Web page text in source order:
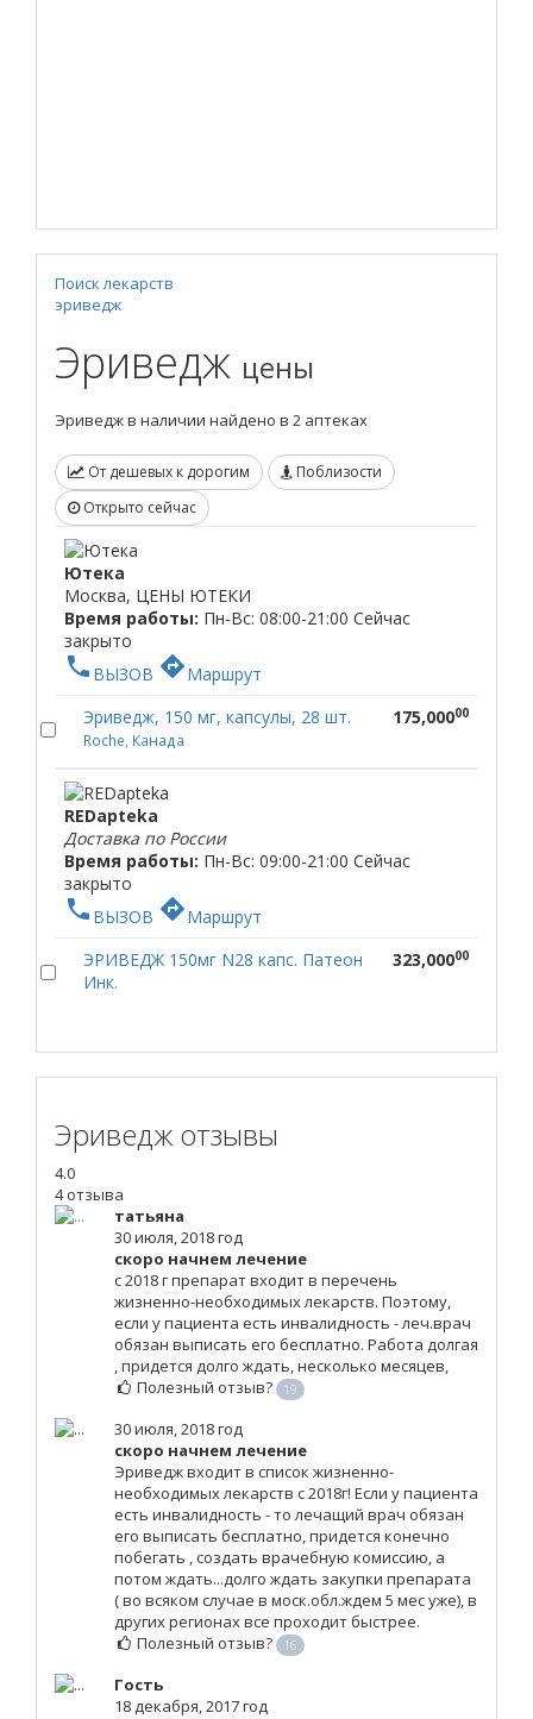
Поиск лекарств
эриведж
Эриведж цены
Эриведж в наличии найдено в 2 аптеках
От дешевых к дорогим
Поблизости
Открыто сейчас
Ютека
Москва, ЦЕНЫ ЮТЕКИ
Время работы: Пн-Вс: 08:00-21:00 Сейчас
закрыто
phone ВЫЗОВ directionsМаршрут
Эриведж, 150 мг, капсулы, 28 шт.
Roche, Канада
175,00000
REDapteka
Доставка по России
Время работы: Пн-Вс: 09:00-21:00 Сейчас
закрыто
phone ВЫЗОВ directionsМаршрут
ЭРИВЕДЖ 150мг N28 капс. Патеон
Инк.
323,00000
Эриведж отзывы
4.0
4 отзыва
татьяна
30 июля, 2018 год
скоро начнем лечение
с 2018 г препарат входит в перечень
жизненно-необходимых лекарств. Поэтому,
если у пациента есть инвалидность - леч.врач
обязан выписать его бесплатно. Работа долгая
, придется долго ждать, несколько месяцев,
Полезный отзыв? 19
30 июля, 2018 год
скоро начнем лечение
Эриведж входит в список жизненно-
необходимых лекарств с 2018г! Если у пациента
есть инвалидность - то лечащий врач обязан
его выписать бесплатно, придется конечно
побегать , создать врачебную комиссию, а
потом ждать...долго ждать закупки препарата
( во всяком случае в моск.обл.ждем 5 мес уже), в
других регионах все проходит быстрее.
Полезный отзыв? 16
Гость
18 декабря, 2017 год